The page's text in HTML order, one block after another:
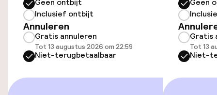
Transferservice
Fietsverhuur
Toegankelijkheid
Geen ontbijt
Inclusief ontbijt
Annuleren
Gratis annuleren
Tot 13 augustus 2026 om 22:59
Niet-terugbetaalbaar
Geen
Gratis
Tot 13
Niet-